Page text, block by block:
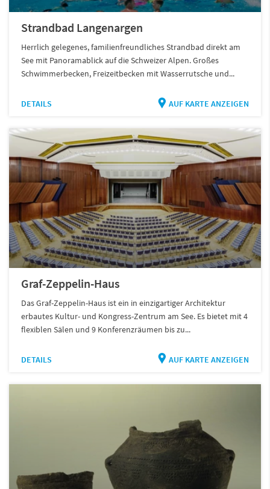
Strandbad Langenargen
Herrlich gelegenes, familienfreundliches Strandbad direkt am
See mit Panoramablick auf die Schweizer Alpen. Großes
Schwimmerbecken, Freizeitbecken mit Wasserrutsche und...
DETAILS AUF KARTE ANZEIGEN
Graf-Zeppelin-Haus
Das Graf-Zeppelin-Haus ist ein in einzigartiger Architektur
erbautes Kultur- und Kongress-Zentrum am See. Es bietet mit 4
flexiblen Sälen und 9 Konferenzräumen bis zu...
DETAILS AUF KARTE ANZEIGEN